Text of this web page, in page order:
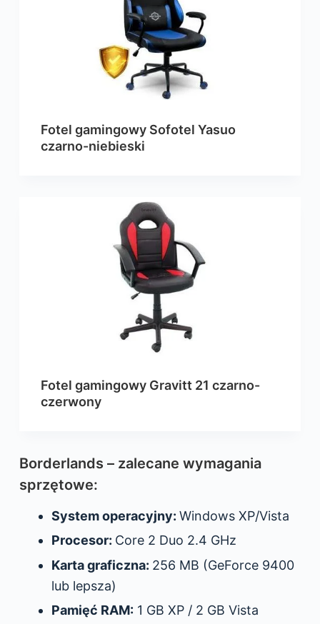
Fotel gamingowy Sofotel Yasuo
czarno-niebieski
Fotel gamingowy Gravitt 21 czarno-
czerwony
Borderlands – zalecane wymagania
sprzętowe:
System operacyjny: Windows XP/Vista
Procesor: Core 2 Duo 2.4 GHz
Karta graficzna: 256 MB (GeForce 9400
lub lepsza)
Pamięć RAM: 1 GB XP / 2 GB Vista